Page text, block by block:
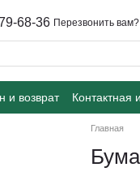
68-36 Перезвонить вам?
и возврат
Главная